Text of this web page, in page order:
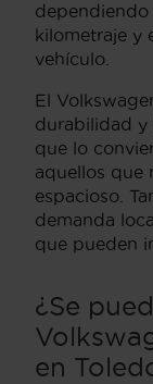
dependiendo
kilometraje y
vehículo.
El
durabilidad y
que lo
aquellos que
espacioso.
demanda
que pueden
¿Se
en